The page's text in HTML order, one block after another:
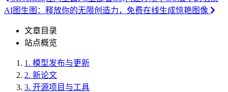
AI图生图：释放你的无限创造力，免费在线生成惊艳图像
文章目录
站点概览
1. 模型发布与更新
2. 新论文
3. 开源项目与工具